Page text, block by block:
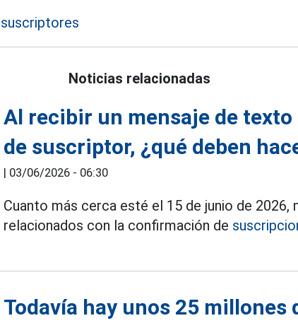
Noticias relacionadas
Al recibir un mensaje de
de suscriptor, ¿qué deben
| 03/06/2026 - 06:30
Cuanto más cerca esté el 15 de junio de 2026,
relacionados con la confirmación de
Todavía hay unos 25 millones